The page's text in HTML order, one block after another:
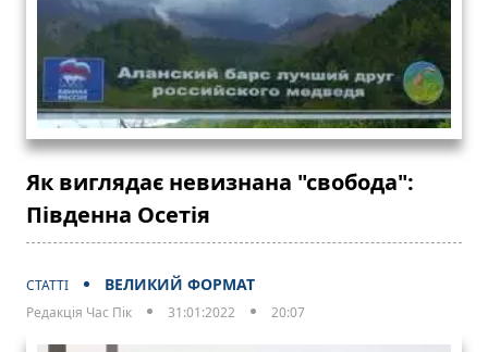
Як виглядає невизнана "свобода":
Південна Осетія
СТАТТІ ВЕЛИКИЙ ФОРМАТ
Редакція Час Пік 31:01:2022 20:07